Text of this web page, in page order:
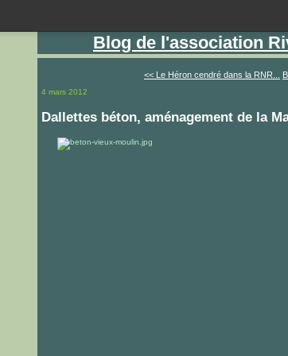
Blog de l'association
<< Le Héron cendré dans la RNR...
4 mars 2012
Dallettes béton, aménagement de la